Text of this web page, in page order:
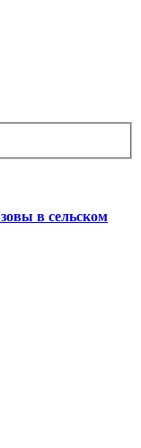
в сельском